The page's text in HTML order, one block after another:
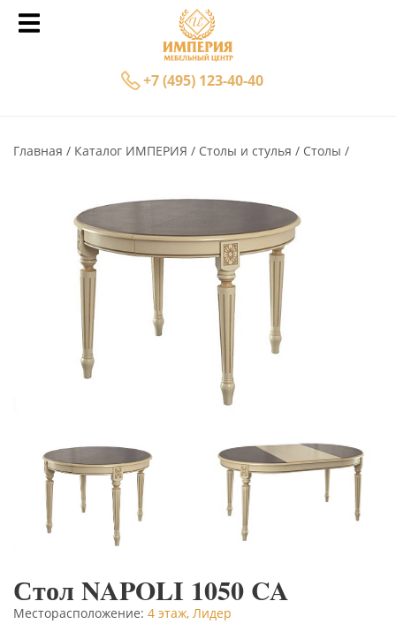
+7 (495) 123-40-40
Главная Каталог ИМПЕРИЯ Столы и стулья Столы
Стол NAPOLI 1050 CA
Месторасположение: 4 этаж, Лидер